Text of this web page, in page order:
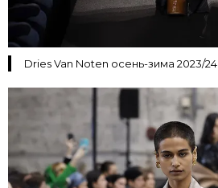
Dries Van Noten осень-зима 2023/24